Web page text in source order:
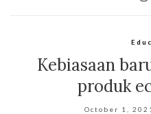
Kebiasaan
produk
October 1, 2021